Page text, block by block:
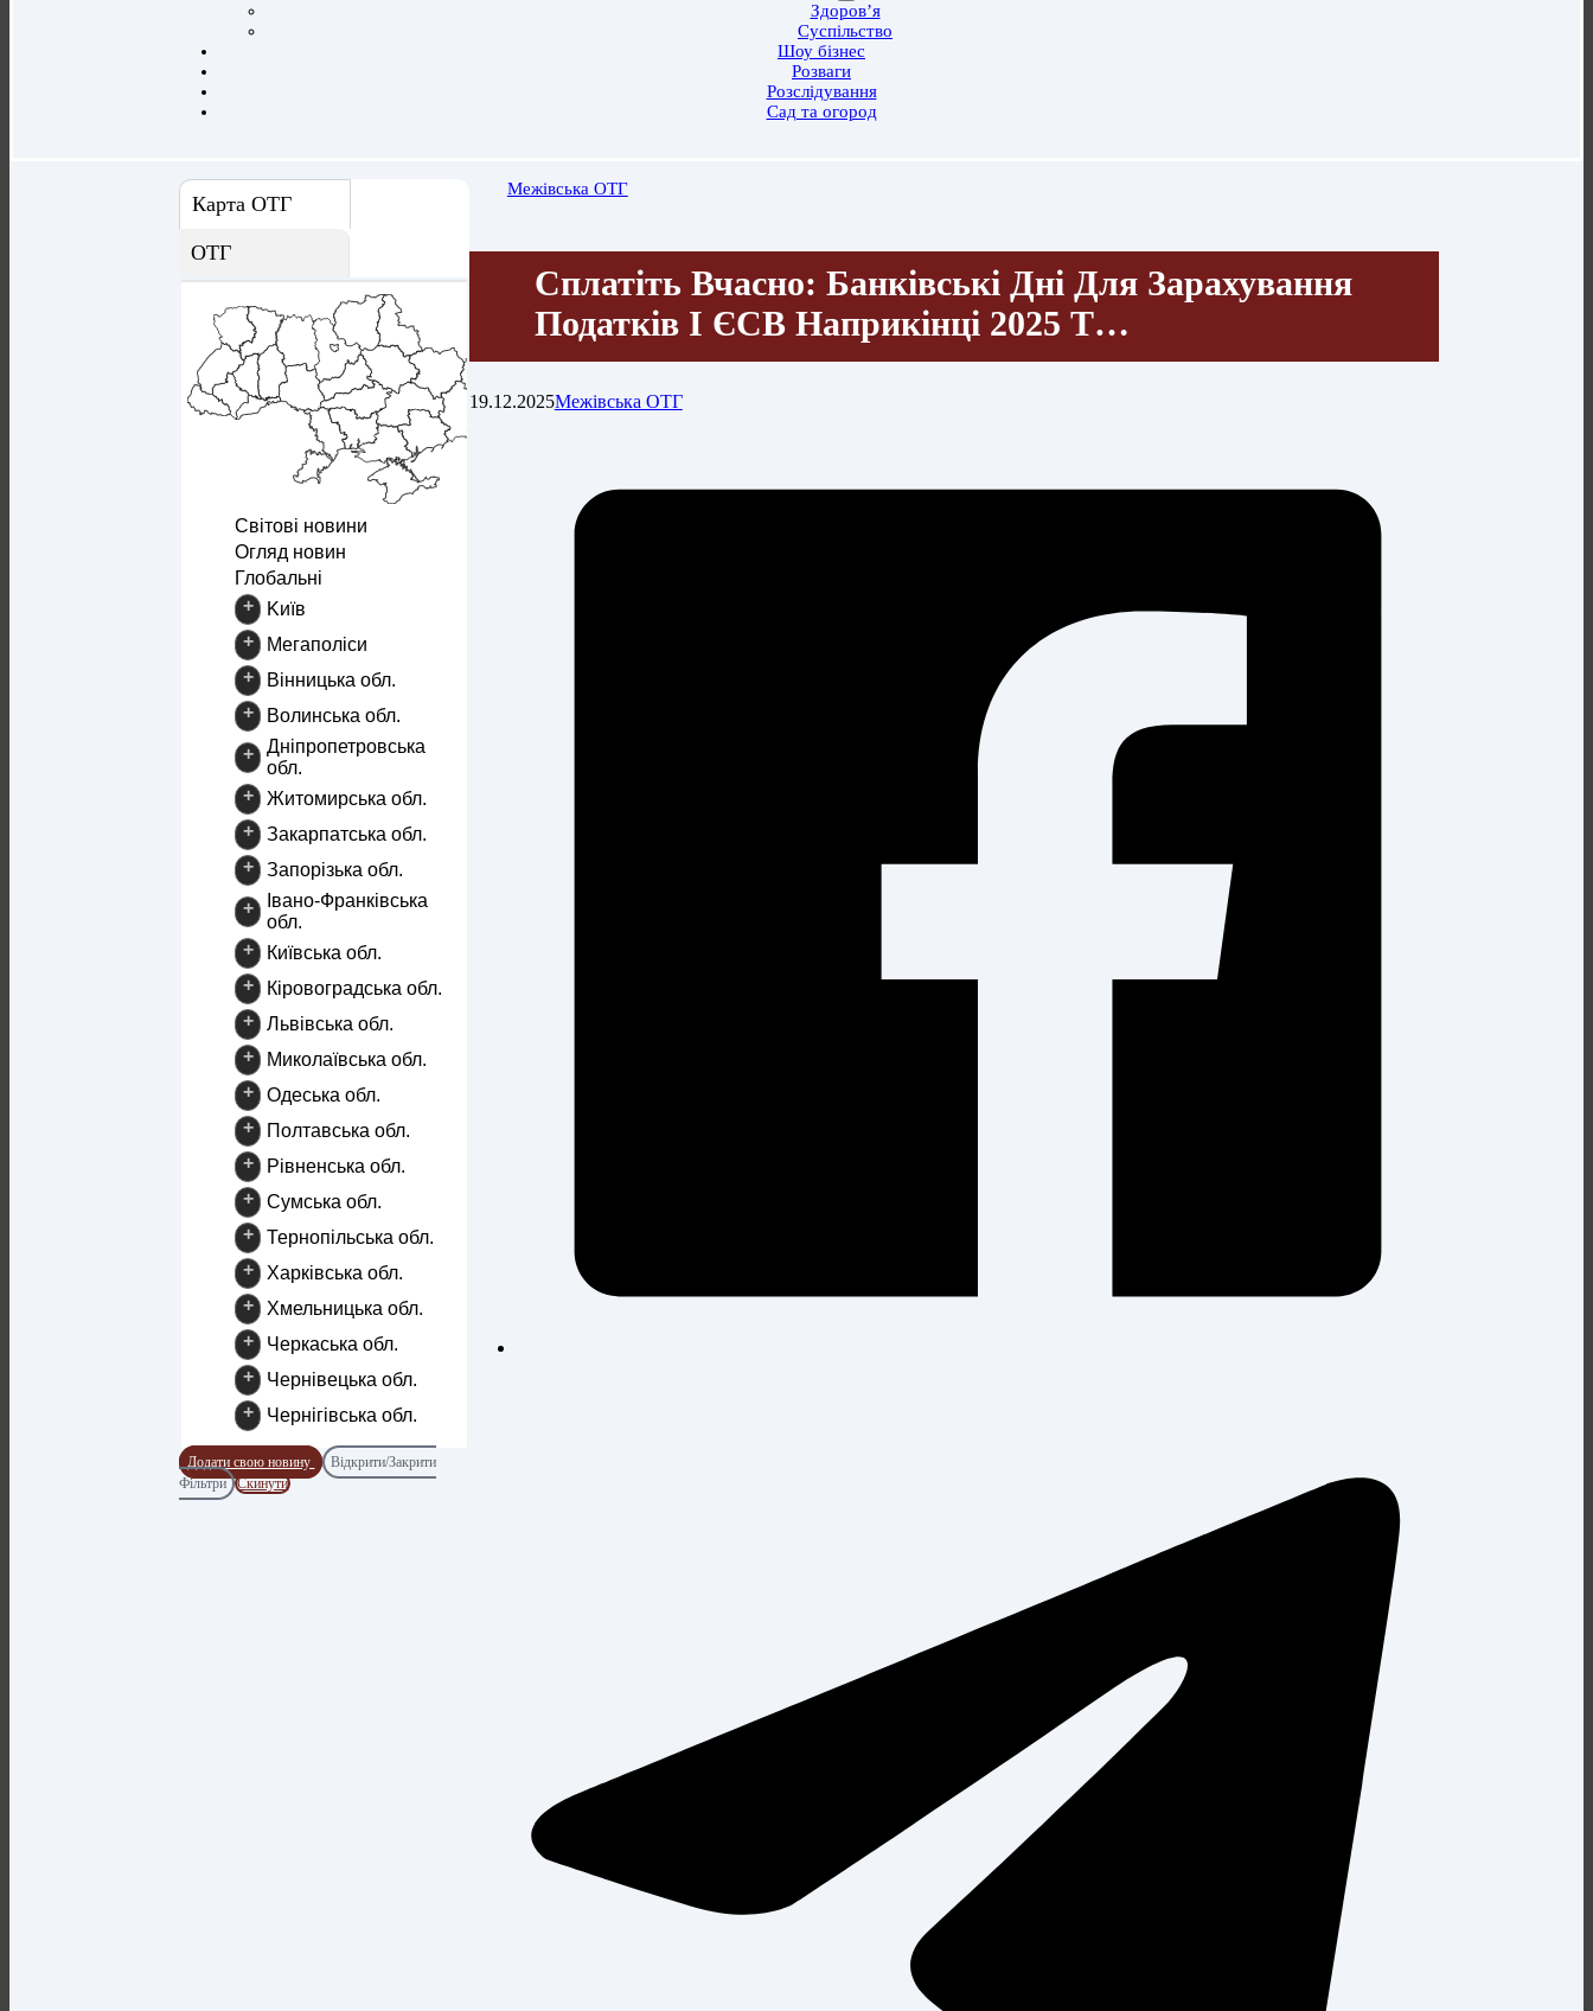
Здоров’я
Суспільство
Шоу бізнес
Розваги
Розслідування
Сад та огород
Карта ОТГ
ОТГ
Світові новини
Огляд новин
Глобальні
+
Kиїв
+
Mегаполіси
+
Вінницька обл.
+
Волинська обл.
+
Дніпропетровська
обл.
+
Житомирська обл.
+
Закарпатська обл.
+
Запорізька обл.
+
Івано-Франківська
обл.
+
Київська обл.
+
Кіровоградська обл.
+
Львівська обл.
+
Миколаївська обл.
+
Одеська обл.
+
Полтавська обл.
+
Рівненська обл.
+
Сумська обл.
+
Тернопільська обл.
+
Харківська обл.
+
Хмельницька обл.
+
Черкаська обл.
+
Чернівецька обл.
+
Чернігівська обл.
Додати свою новину
Відкрити/Закрити
Фільтри
Скинути
Межівська ОТГ
Сплатіть Вчасно: Банківські Дні Для Зарахування
Податків І ЄСВ Наприкінці 2025 Т…
19.12.2025Межівська ОТГ